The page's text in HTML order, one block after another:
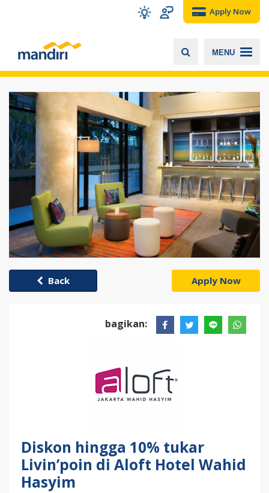
Apply Now
MENU
Back Apply Now
bagikan:
Diskon hingga 10% tukar
Livin’poin di Aloft Hotel Wahid
Hasyim